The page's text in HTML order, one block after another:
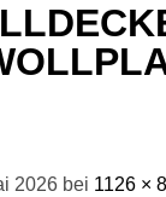
2026 bei 1126 ×